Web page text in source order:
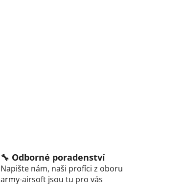
🔧 Odborné poradenství
Napište nám, naši profíci z oboru
army-airsoft jsou tu pro vás